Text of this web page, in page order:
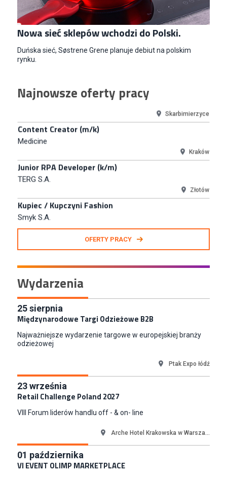
Nowa sieć sklepów wchodzi do Polski.
Duńska sieć, Søstrene Grene planuje debiut na polskim
rynku.
Najnowsze oferty pracy
Puccini
Skarbimierzyce
Content Creator (m/k)
Medicine
TERG S.A.
Smyk S.A.
Młodszy Specjalista ds. Contentu i Social Media
CCC S.A.
N2H Sp. z o.o.
Zastępca Kierownika Salonu CH Riviera (m/k)
Specjalista/tka ds. Utrzymania Ruchu
W.Kruk
Key Account Manager Meble
Empik
Młodszy Specjalista ds. Sprzedaży B2B (K/M/N)
Warszawa
Key Account Manager
Puccini
Kraków
Junior RPA Developer (k/m)
TERG S.A.
OFERTY PRACY
Wydarzenia
25sierpnia
Międzynarodowe Targi Odzieżowe B2B
Najważniejsze wydarzenie targowe w europejskiej branży
odzieżowej
Ptak Expo łódź
23września
Retail Challenge Poland 2027
VIII Forum liderów handlu off - & on- line
Arche Hotel Krakowska w Warsza...
01 października
VI EVENT OLIMP MARKETPLACE